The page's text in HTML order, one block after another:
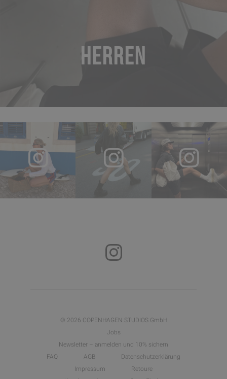
HERREN
© 2026 COPENHAGEN STUDIOS GmbH
Jobs
Newsletter – anmelden und 10% sichern
FAQ
AGB
Datenschutzerklärung
Impressum
Retoure